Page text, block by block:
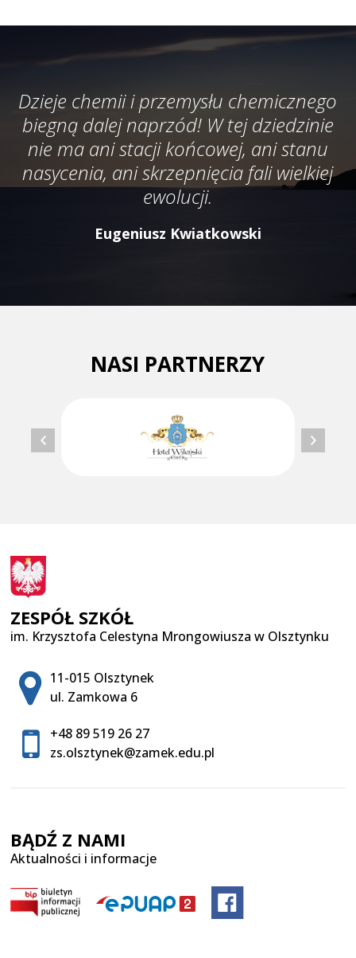
Dzieje chemii i przemysłu chemicznego
biegną dalej naprzód! W tej dziedzinie
nie ma ani stacji końcowej, ani stanu
nasycenia, ani skrzepnięcia fali wielkiej
ewolucji.
Eugeniusz Kwiatkowski
NASI PARTNERZY
ZESPÓŁ SZKÓŁ
im. Krzysztofa Celestyna Mrongowiusza w Olsztynku
Adres pocztowy:
11-015 Olsztynek
ul. Zamkowa 6
+48 89 519 26 27
zs.olsztynek@zamek.edu.pl
BĄDŹ Z NAMI
Aktualności i informacje